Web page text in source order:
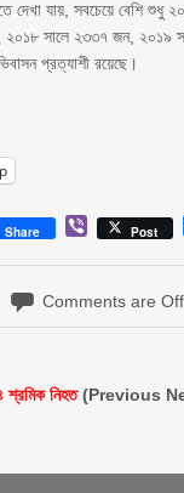
দেখা যায়, সবচেয়ে বেশি শুধু
সালে ২৩৩৭ জন, ২০১৯
প্রত্যাশী রয়েছে।
Share ViberPost
Comments are Off
শ্রমিক নিহত(Previous